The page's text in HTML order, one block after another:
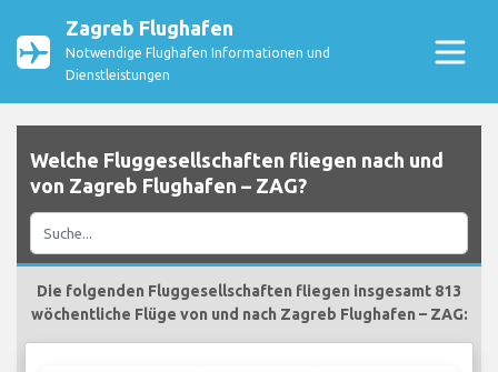
Zagreb Flughafen
Notwendige Flughafen Informationen und
Dienstleistungen
Welche Fluggesellschaften fliegen nach und
von Zagreb Flughafen – ZAG?
Die folgenden Fluggesellschaften fliegen insgesamt 813
wöchentliche Flüge von und nach Zagreb Flughafen – ZAG: